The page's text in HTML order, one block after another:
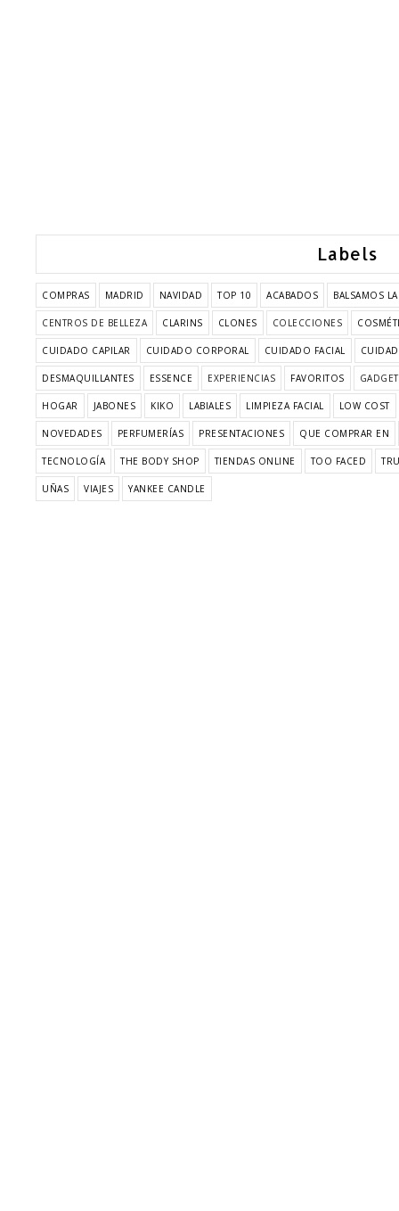
Labels
COMPRAS MADRID NAVIDAD TOP 10 ACABADOS BALSAMOS
CENTROS DE BELLEZA CLARINS CLONES COLECCIONES
CUIDADO CAPILAR CUIDADO CORPORAL CUIDADO FACIAL
DESMAQUILLANTES ESSENCE EXPERIENCIAS FAVORITOS
HOGAR JABONES KIKO LABIALES LIMPIEZA FACIAL LOW COST
NOVEDADES PERFUMERÍAS PRESENTACIONES QUE COMPRAR EN
TECNOLOGÍA THE BODY SHOP TIENDAS ONLINE TOO FACED
UÑAS VIAJES YANKEE CANDLE